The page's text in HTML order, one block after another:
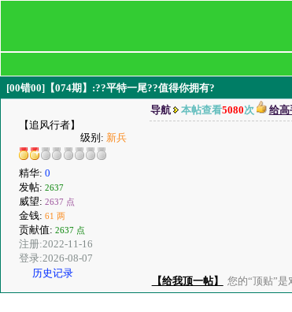
[00错00]【074期】:??平特一尾??值得你拥有?
【追风行者】
级别: 新兵
精华: 0
发帖: 2637
威望: 2637 点
金钱: 61 两
贡献值: 2637 点
注册:2022-11-16
登录:2026-08-07
历史记录
导航 本帖查看5080次 给高
【给我顶一帖】 您的“顶贴”